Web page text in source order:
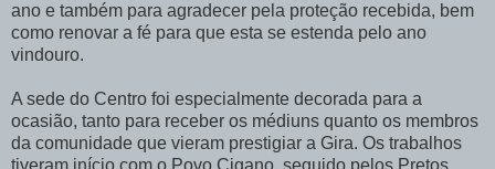
ano e também para agradecer pela proteção recebida, bem
como renovar a fé para que esta se estenda pelo ano
vindouro.
A sede do Centro foi especialmente decorada para a
ocasião, tanto para receber os médiuns quanto os membros
da comunidade que vieram prestigiar a Gira. Os trabalhos